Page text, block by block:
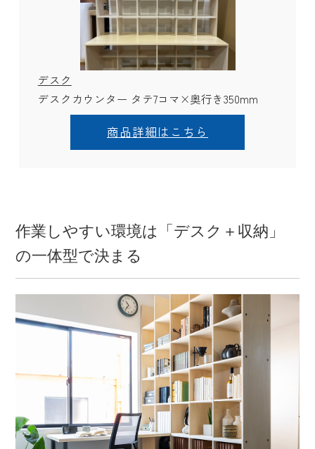
デスク
デスクカウンター タテ7コマ×奥行き350mm
商品詳細はこちら
作業しやすい環境は「デスク＋収納」
の一体型で決まる